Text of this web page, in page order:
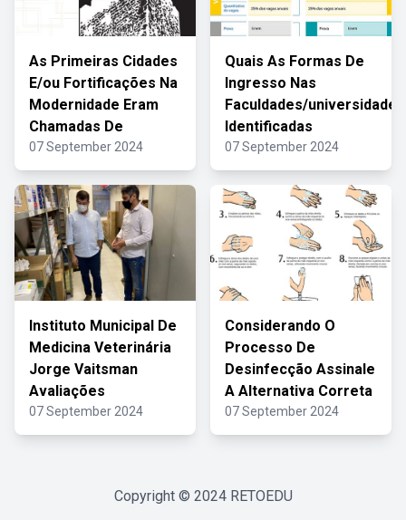
As Primeiras Cidades
E/ou Fortificações Na
Modernidade Eram
Chamadas De
07 September 2024
Quais As Formas De
Ingresso Nas
Faculdades/universidades
Identificadas
07 September 2024
Instituto Municipal De
Medicina Veterinária
Jorge Vaitsman
Avaliações
07 September 2024
Considerando O
Processo De
Desinfecção Assinale
A Alternativa Correta
07 September 2024
Copyright © 2024 RETOEDU